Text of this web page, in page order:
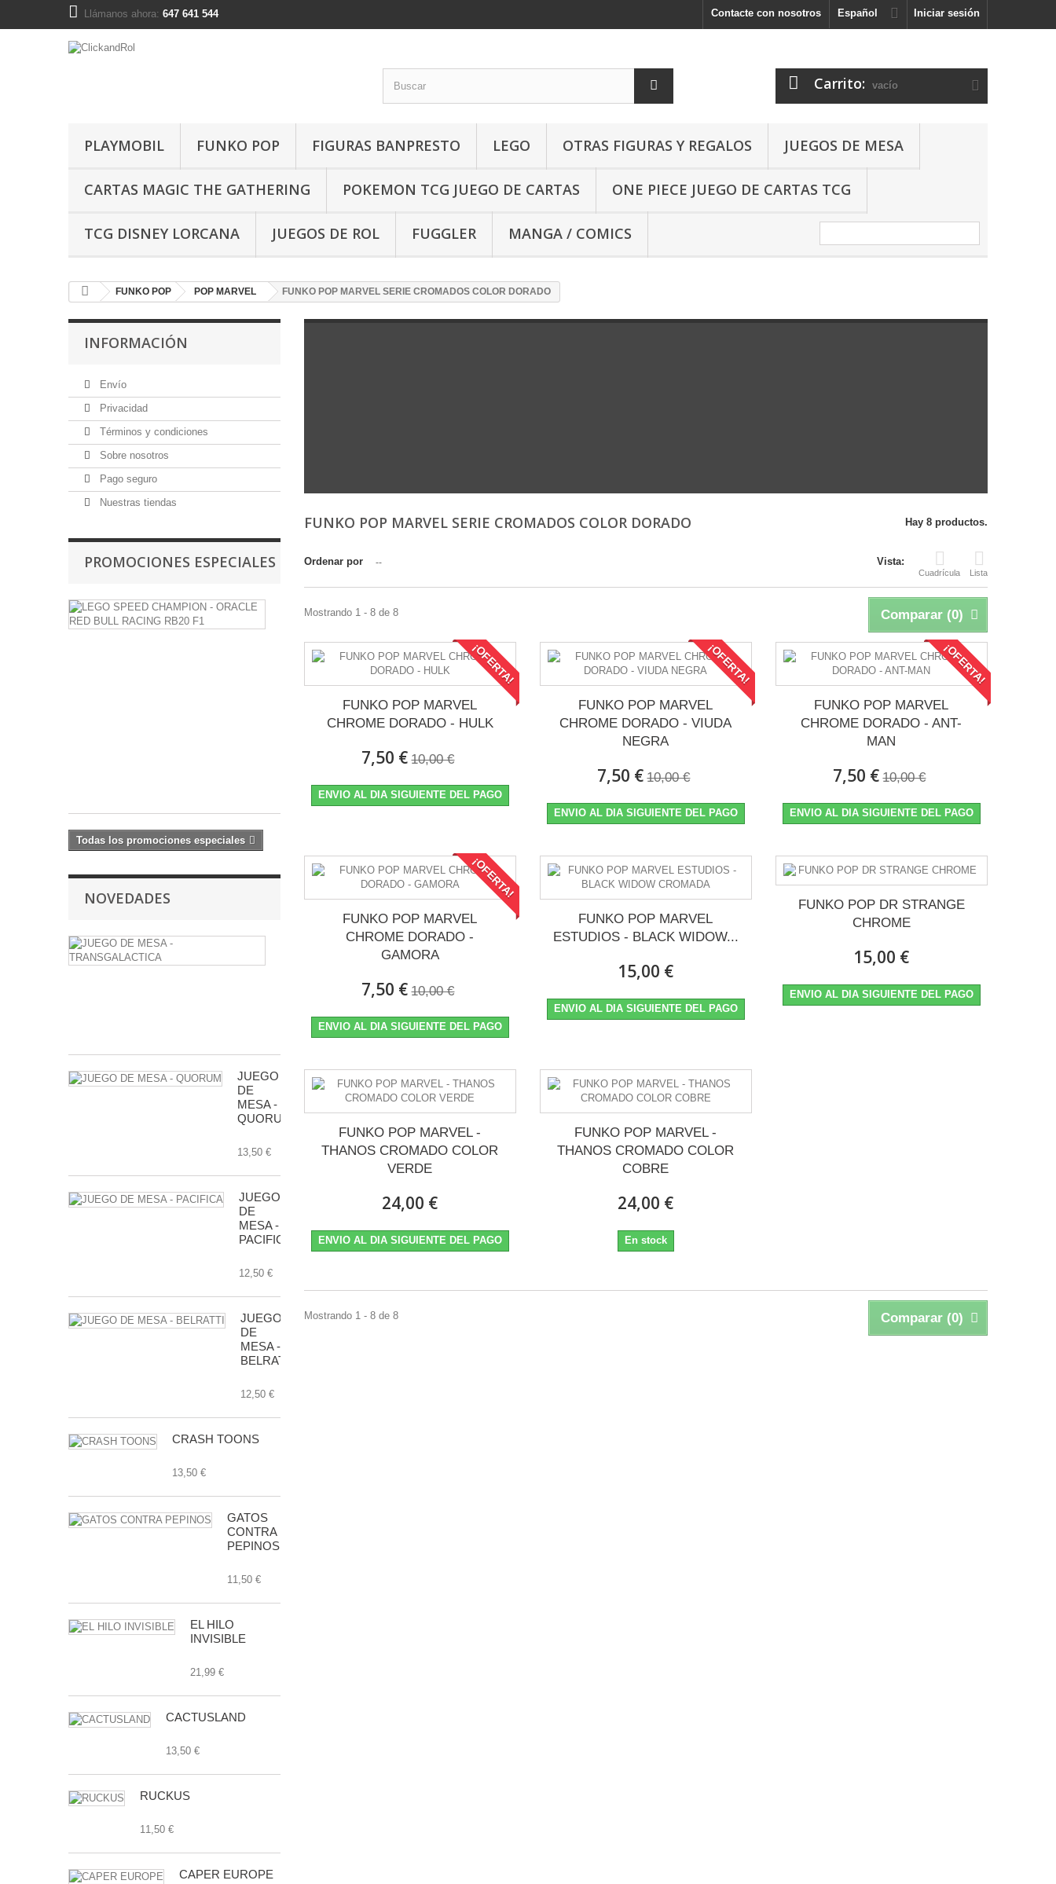
Iniciar sesión
Español
Contacte con nosotros
Llámanos ahora: 647 641 544
Carrito: vacío
PLAYMOBIL FUNKO POP FIGURAS BANPRESTO LEGO OTRAS FIGURAS Y REGALOS JUEGOS DE MESA
CARTAS MAGIC THE GATHERING POKEMON TCG JUEGO DE CARTAS ONE PIECE JUEGO DE CARTAS TCG
TCG DISNEY LORCANA JUEGOS DE ROL FUGGLER MANGA / COMICS
FUNKO POP POP MARVEL FUNKO POP MARVEL SERIE CROMADOS COLOR DORADO
INFORMACIÓN
Envío
Privacidad
Términos y condiciones
Sobre nosotros
Pago seguro
Nuestras tiendas
PROMOCIONES ESPECIALES
SPEED
ORACLE
BULL
Todas los promociones especiales
NOVEDADES
TRANSGALACTICA
JUEGO
DE
MESA -
QUORUM
13,50 €
JUEGO
DE
MESA -
PACIFICA
12,50 €
JUEGO
DE
MESA -
BELRATTI
12,50 €
CRASH TOONS
13,50 €
GATOS
CONTRA
PEPINOS
11,50 €
EL HILO
INVISIBLE
21,99 €
CACTUSLAND
13,50 €
RUCKUS
11,50 €
CAPER EUROPE
FUNKO POP MARVEL SERIE CROMADOS COLOR DORADO Hay 8 productos.
Vista:
Cuadrícula Lista
Ordenar por --
Comparar (0)
Mostrando 1 - 8 de 8
¡OFERTA!
FUNKO POP MARVEL
CHROME DORADO - HULK
7,50 € 10,00 €
ENVIO AL DIA SIGUIENTE DEL PAGO
¡OFERTA!
FUNKO POP MARVEL
CHROME DORADO - VIUDA
NEGRA
7,50 € 10,00 €
ENVIO AL DIA SIGUIENTE DEL PAGO
¡OFERTA!
FUNKO POP MARVEL
CHROME DORADO - ANT-
MAN
7,50 € 10,00 €
ENVIO AL DIA SIGUIENTE DEL PAGO
¡OFERTA!
FUNKO POP MARVEL
CHROME DORADO -
GAMORA
7,50 € 10,00 €
ENVIO AL DIA SIGUIENTE DEL PAGO
FUNKO POP MARVEL
ESTUDIOS - BLACK WIDOW...
15,00 €
ENVIO AL DIA SIGUIENTE DEL PAGO
FUNKO POP DR STRANGE
CHROME
15,00 €
ENVIO AL DIA SIGUIENTE DEL PAGO
FUNKO POP MARVEL -
THANOS CROMADO COLOR
VERDE
24,00 €
ENVIO AL DIA SIGUIENTE DEL PAGO
FUNKO POP MARVEL -
THANOS CROMADO COLOR
COBRE
24,00 €
En stock
Comparar (0)
Mostrando 1 - 8 de 8